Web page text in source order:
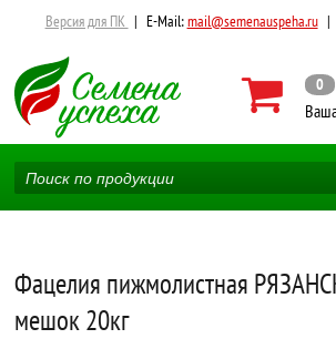
Версия для ПК | E-Mail:mail@semenauspeha.ru |
0
Фацелия пижмолистная
мешок 20кг